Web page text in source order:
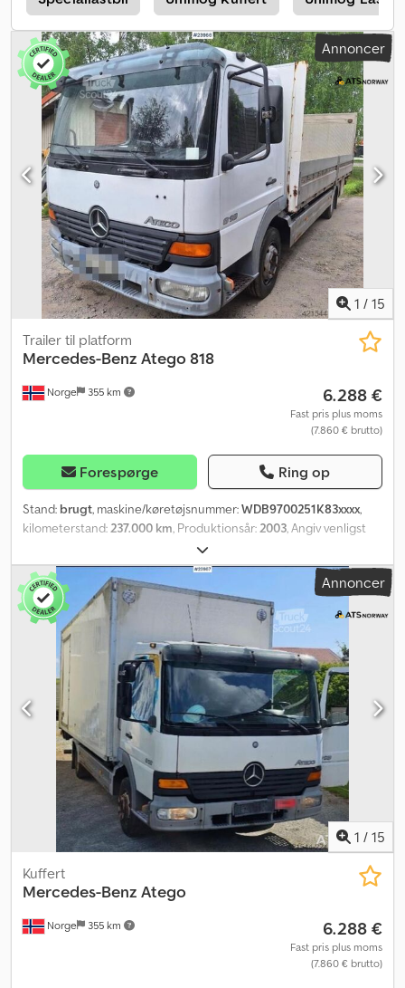
Unimog U400 405/12 4x4 firehjulstræk Tysk køretøj, fra første ejer,
ny syn og udstødningskontrol, komplet servicehistorik. ematec
påbyggingsgravemaskine, type M 215 Motoreffekt: 45 kW
Rækkevidde: 6,50 m Gravdybde: 4,50 m Læssehøjde: 4,90 m
Rivekraft iht. DIN 24086: 1800 daN Brydekraft iht. DIN 24086: 3400
daN Tilladt totalvægt: 12 t Cedpfxjzg U Rhe Am Hjrf Automatgear,
differentialespærre, parkeringsvarmer, klimaanlæg, sædevarme,
elektriske vinduer, elektrisk justerbare sidespejle, fartpilot osv. 19
% moms kan udvises.
Annoncer
1 / 15
Norge 355 km
Trailer til platform
Mercedes-Benz Atego 818
6.288 €
Fast pris plus moms
(7.860 € brutto)
Forespørge Ring op
Stand: brugt, maskine/køretøjsnummer:WDB9700251K83xxxx,
kilometerstand: 237.000 km , Produktionsår: 2003 , Angiv venligst
referencenummer ved forespørgsel: 23966 Tekniske data:
Crodozrk D Ujpfx Am Hof Årgang: 2003 Kilometerstand: ca. 237.000
km Manuel gearkasse Dæk (se billeder) Zepro-lastrampe 3
siddepladser Længde: 795 cm Bredde: 255 cm Akselafstand: 422
cm Egenvægt: 5.020 kg 177 hk Værktøjskasse Radio/CD
Klimaanlæg Beskrivelse: Mercedes-Benz Atego med lad fra år
2003 og udstyret med en lastrampe. Derfor skal der regnes med
et vist behov for reparation og vedligeholdelse. Hurtig levering er
mulig. Km: 237.000 HK: 177 Syn: Nej EU-godkendt til: 28.08.2024
Egenvægt: 5020 Bredde: 255 Længde: 795 Model: Atego 818 –
varebil med lad – Zepro-lift = Yderligere information = Kontakt ATS
Norway for at få yderligere information.
Annoncer
1 / 15
Norge 355 km
Kuffert
Mercedes-Benz Atego
6.288 €
Fast pris plus moms
(7.860 € brutto)